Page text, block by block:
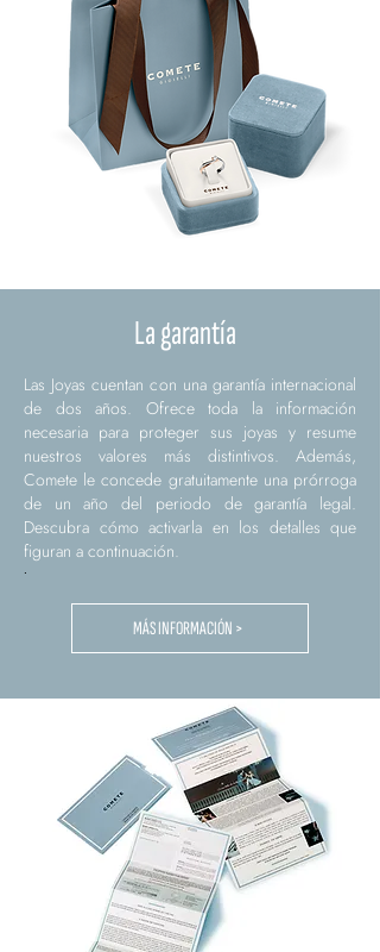
La garantía
Las Joyas cuentan con una garantía internacional
de dos años. Ofrece toda la información
necesaria para proteger sus joyas y resume
nuestros valores más distintivos. Además,
Comete le concede gratuitamente una prórroga
de un año del periodo de garantía legal.
Descubra cómo activarla en los detalles que
figuran a continuación.
MÁS INFORMACIÓN >